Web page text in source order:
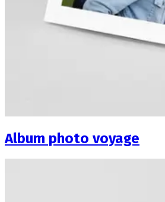
Album photo voyage